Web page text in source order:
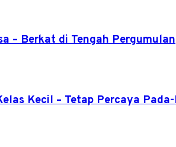
– Berkat di Tengah Pergumulan
Kecil – Tetap Percaya